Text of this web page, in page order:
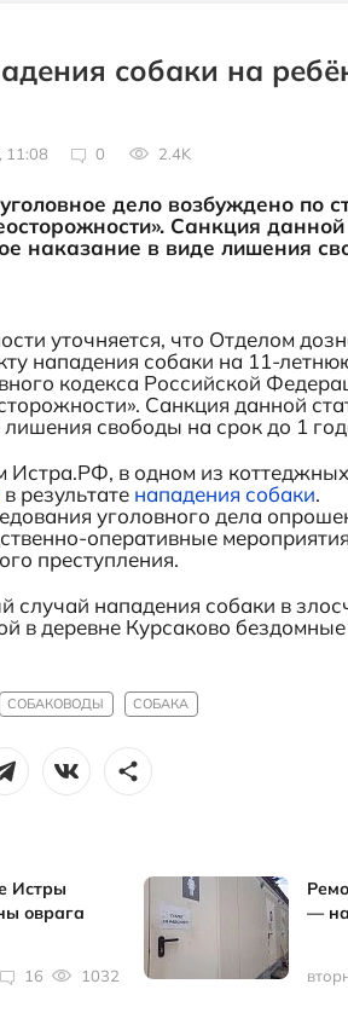
собаки на
11:08 0 2.4K
дело возбуждено по
Санкция данной
наказание в виде лишения
уточняется, что Отделом
нападения собаки на 11-
кодекса Российской
Санкция данной
свободы на срок до 1
Истра.РФ, в одном из
в результате нападения собаки.
уголовного дела
оперативные
преступления.
случай нападения собаки в
в деревне Курсаково
СОБАКОВОДЫ СОБАКА
Истры
оврага
16 1032
—